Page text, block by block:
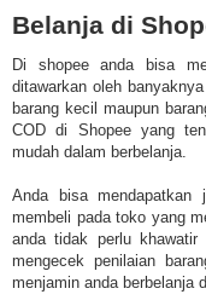
Belanja di
Di shopee anda bisa
ditawarkan oleh
barang kecil maupun
COD di Shopee yang
mudah dalam berbelanja.
Anda bisa mendapatkan
membeli pada toko yang
anda tidak perlu
mengecek penilaian
menjamin anda berbelanja